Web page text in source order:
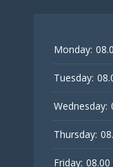
Monday:
Tuesday:
Wednesday:
Thursday:
Friday: